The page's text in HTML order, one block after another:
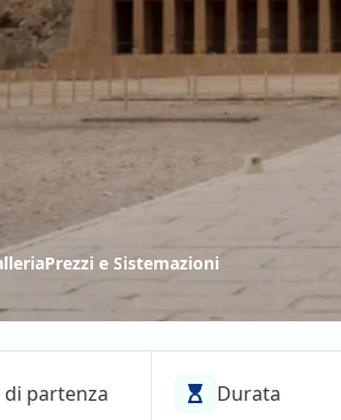
Prezzi e Sistemazioni
di partenza Durata